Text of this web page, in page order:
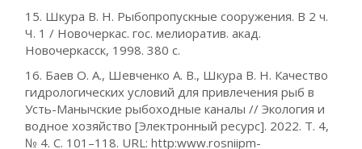
15. Шкура В. Н. Рыбопропускные сооружения. В 2 ч.
Ч. 1 / Новочеркас. гос. мелиоратив. акад.
Новочеркасск, 1998. 380 с.
16. Баев О. А., Шевченко А. В., Шкура В. Н. Качество
гидрологических условий для привлечения рыб в
Усть-Манычские рыбоходные каналы // Экология и
водное хозяйство [Электронный ресурс]. 2022. Т. 4,
№ 4. С. 101–118. URL: http:www.rosniipm-